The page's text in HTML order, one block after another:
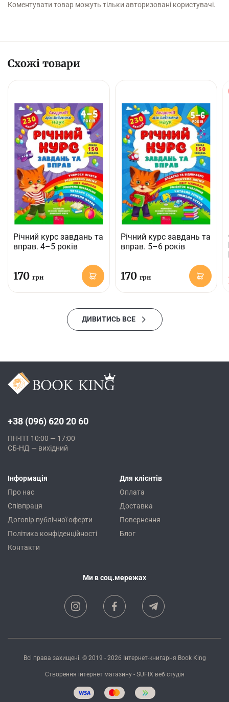
Коментувати товар можуть тільки авторизовані користувачі.
Схожі товари
Річний курс завдань та
вправ. 4–5 років
170 грн
Річний курс завдань та
вправ. 5–6 років
170 грн
ДИВИТИСЬ ВСЕ
+38 (096) 620 20 60
ПН-ПТ 10:00 — 17:00
СБ-НД — вихідний
Інформація
Про нас
Співпраця
Договір публічної оферти
Політика конфіденційності
Контакти
Для клієнтів
Оплата
Доставка
Повернення
Блог
Ми в соц.мережах
Всі права захищені. © 2019 - 2026 Інтернет-книгарня Book King
Створення інтернет магазину- SUFIX веб студія